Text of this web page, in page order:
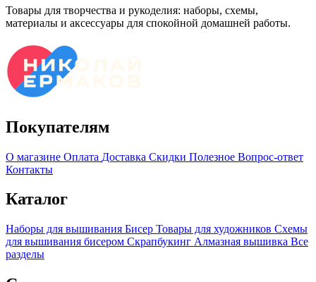
Товары для творчества и рукоделия: наборы, схемы,
материалы и аксессуары для спокойной домашней работы.
Покупателям
О магазине Оплата Доставка Скидки Полезное Вопрос-ответ
Контакты
Каталог
Наборы для вышивания Бисер Товары для художников Схемы
для вышивания бисером Скрапбукинг Алмазная вышивка Все
разделы